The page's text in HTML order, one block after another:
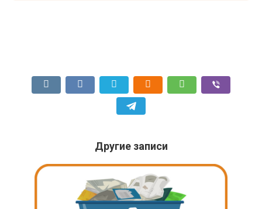
Другие записи